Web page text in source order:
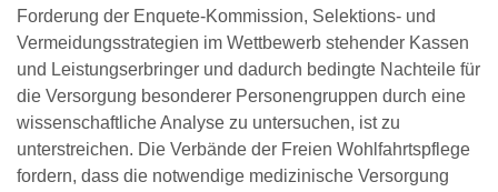
Forderung der Enquete-Kommission, Selektions- und
Vermeidungsstrategien im Wettbewerb stehender Kassen
und Leistungserbringer und dadurch bedingte Nachteile für
die Versorgung besonderer Personengruppen durch eine
wissenschaftliche Analyse zu untersuchen, ist zu
unterstreichen. Die Verbände der Freien Wohlfahrtspflege
fordern, dass die notwendige medizinische Versorgung